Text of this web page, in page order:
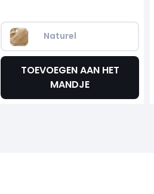
Naturel
TOEVOEGEN AAN HET
MANDJE